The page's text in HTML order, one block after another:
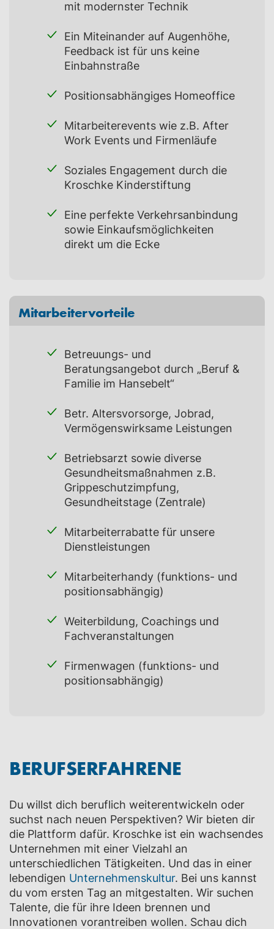
mit modernster Technik
Ein Miteinander auf Augenhöhe,
Feedback ist für uns keine
Einbahnstraße
Positionsabhängiges Homeoffice
Mitarbeiterevents wie z.B. After
Work Events und Firmenläufe
Soziales Engagement durch die
Kroschke Kinderstiftung
Eine perfekte Verkehrsanbindung
sowie Einkaufsmöglichkeiten
direkt um die Ecke
Mitarbeitervorteile
Betreuungs- und
Beratungsangebot durch „Beruf &
Familie im Hansebelt“
Betr. Altersvorsorge, Jobrad,
Vermögenswirksame Leistungen
Betriebsarzt sowie diverse
Gesundheitsmaßnahmen z.B.
Grippeschutzimpfung,
Gesundheitstage (Zentrale)
Mitarbeiterrabatte für unsere
Dienstleistungen
Mitarbeiterhandy (funktions- und
positionsabhängig)
Weiterbildung, Coachings und
Fachveranstaltungen
Firmenwagen (funktions- und
positionsabhängig)
BERUFSERFAHRENE
Du willst dich beruflich weiterentwickeln oder
suchst nach neuen Perspektiven? Wir bieten dir
die Plattform dafür. Kroschke ist ein wachsendes
Unternehmen mit einer Vielzahl an
unterschiedlichen Tätigkeiten. Und das in einer
lebendigen Unternehmenskultur. Bei uns kannst
du vom ersten Tag an mitgestalten. Wir suchen
Talente, die für ihre Ideen brennen und
Innovationen vorantreiben wollen. Schau dich